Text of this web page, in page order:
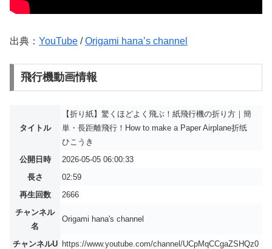
出典： YouTube /Origami hana’s channel
飛行機動画情報
タイトル
【折り紙】驚くほどよく飛ぶ！紙飛行機の折り方｜簡
単・長距離飛行！How to make a Paper Airplane折纸
ひこうき
公開日時
2026-05-05 06:00:33
長さ
02:59
再生回数
2666
チャンネル
名
Origami hana's channel
チャンネルU
https://www.youtube.com/channel/UCpMqCCgaZSHQz0